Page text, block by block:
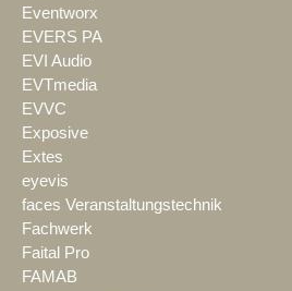
Eventworx
EVERS PA
EVI Audio
EVTmedia
EVVC
Exposive
Extes
eyevis
faces Veranstaltungstechnik
Fachwerk
Faital Pro
FAMAB